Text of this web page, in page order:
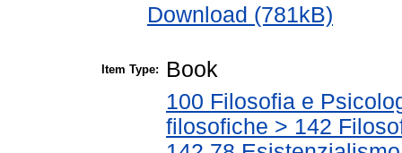
Download (781kB)
Item Type: Book
100 Filosofia e
filosofiche > 142